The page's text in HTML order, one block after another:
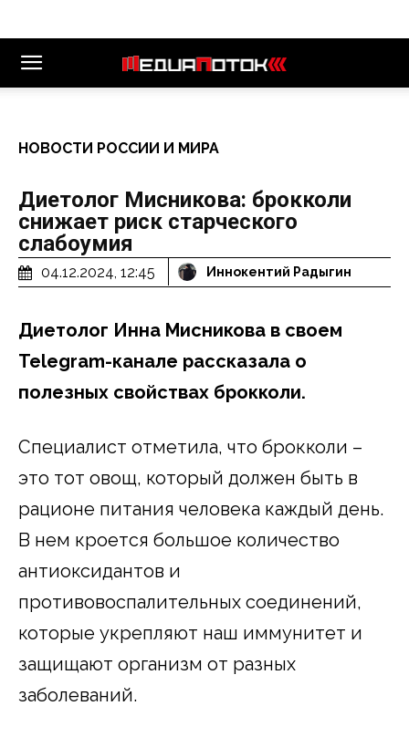
НОВОСТИ РОССИИ И МИРА
Диетолог Мисникова: брокколи
снижает риск старческого
слабоумия
04.12.2024, 12:45 Иннокентий Радыгин
Диетолог Инна Мисникова в своем
Telegram-канале рассказала о
полезных свойствах брокколи.
Специалист отметила, что брокколи –
это тот овощ, который должен быть в
рационе питания человека каждый день.
В нем кроется большое количество
антиоксидантов и
противовоспалительных соединений,
которые укрепляют наш иммунитет и
защищают организм от разных
заболеваний.